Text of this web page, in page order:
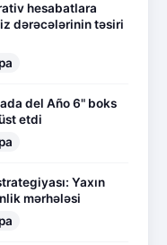
hesabatlara
dərəcələrinin təsiri
del Año 6" boks
etdi
Yaxın
mərhələsi